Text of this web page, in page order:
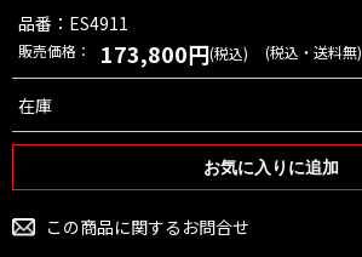
品番：ES4911
販売価格： 173,800円(税込) (税込・送料無)
在庫
お気に入りに追加
この商品に関するお問合せ